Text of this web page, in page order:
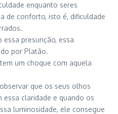
enquanto seres
de conforto, isto é, dificuldade
essa presunção, essa
por Platão.
um choque com aquela
que os seus olhos
essa claridade e quando os
luminosidade, ele consegue